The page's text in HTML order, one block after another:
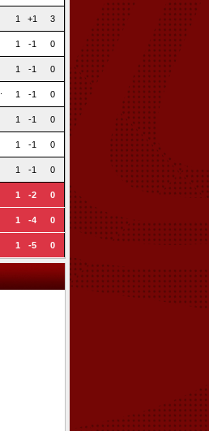
1 +1 3
1 -1 0
1 -1 0
1 -1 0
1 -1 0
1 -1 0
1 -1 0
1 -2 0
1 -4 0
1 -5 0